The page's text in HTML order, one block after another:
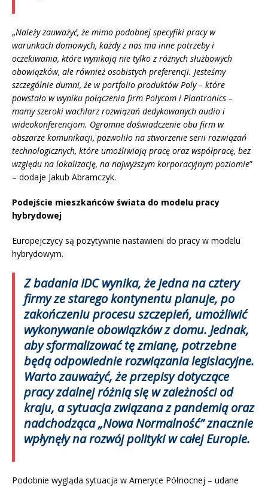
„Należy zauważyć, że mimo podobnej specyfiki pracy w
warunkach domowych, każdy z nas ma inne potrzeby i
oczekiwania, które wynikają nie tylko z różnych służbowych
obowiązków, ale również osobistych preferencji. Jesteśmy
szczególnie dumni, że w portfolio produktów Poly – które
powstało w wyniku połączenia firm Polycom i Plantronics –
mamy szeroki wachlarz rozwiązań dedykowanych audio i
wideokonferencjom. Ogromne doświadczenie obu firm w
obszarze komunikacji, pozwoliło na stworzenie serii rozwiązań
technologicznych, które umożliwiają pracę oraz współpracę, bez
względu na lokalizację, na najwyższym korporacyjnym poziomie”
– dodaje Jakub Abramczyk.
Podejście mieszkańców świata do modelu pracy
hybrydowej
Europejczycy są pozytywnie nastawieni do pracy w modelu
hybrydowym.
Z badania IDC wynika, że jedna na cztery
firmy ze starego kontynentu planuje, po
zakończeniu procesu szczepień, umożliwić
wykonywanie obowiązków z domu. Jednak,
aby sformalizować tę zmianę, potrzebne
będą odpowiednie rozwiązania legislacyjne.
Warto zauważyć, że przepisy dotyczące
pracy zdalnej różnią się w zależności od
kraju, a sytuacja związana z pandemią oraz
nadchodząca „Nowa Normalność” znacznie
wpłynęły na rozwój polityki w całej Europie.
Podobnie wygląda sytuacja w Ameryce Północnej – udane